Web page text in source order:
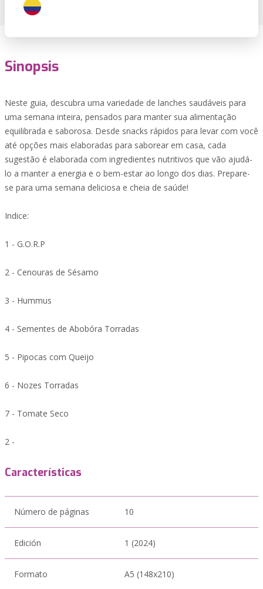
Sinopsis
Neste guia, descubra uma variedade de lanches saudáveis para
uma semana inteira, pensados para manter sua alimentação
equilibrada e saborosa. Desde snacks rápidos para levar com você
até opções mais elaboradas para saborear em casa, cada
sugestão é elaborada com ingredientes nutritivos que vão ajudá-
lo a manter a energia e o bem-estar ao longo dos dias. Prepare-
se para uma semana deliciosa e cheia de saúde!
Indice:
1 - G.O.R.P
2 - Cenouras de Sésamo
3 - Hummus
4 - Sementes de Abobóra Torradas
5 - Pipocas com Queijo
6 - Nozes Torradas
7 - Tomate Seco
2 -
Características
Número de páginas 10
Edición 1 (2024)
Formato A5 (148x210)